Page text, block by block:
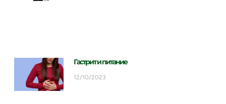
Гастрит и питание
12/10/2023